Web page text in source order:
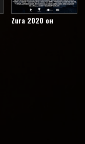
Zura 2020 он